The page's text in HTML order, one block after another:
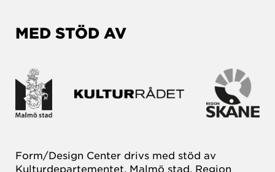
MED STÖD AV
Form/Design Center drivs med stöd av
Kulturdepartementet, Malmö stad, Region